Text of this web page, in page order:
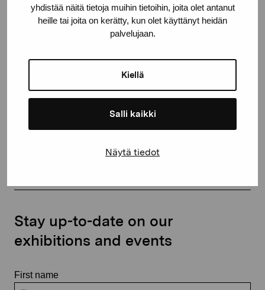
yhdistää näitä tietoja muihin tietoihin, joita olet antanut
heille tai joita on kerätty, kun olet käyttänyt heidän
palvelujaan.
Kiellä
Salli kaikki
Näytä tiedot
Gustav Wasas gata 11
proartibus@proartibus.fi
Stay up-to-date on our
exhibitions and events
First name